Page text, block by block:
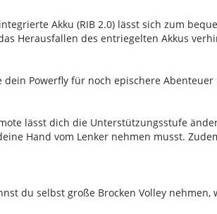
Akku (RIB 2.0) lässt sich zum
Herausfallen des entriegelten Akkus
Powerfly für noch epischere
lässt dich die Unterstützungsstufe
Hand vom Lenker nehmen musst.
du selbst große Brocken Volley